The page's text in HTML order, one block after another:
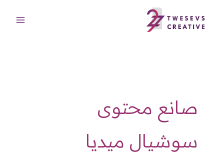
صانع محتوى
سوشيال ميديا